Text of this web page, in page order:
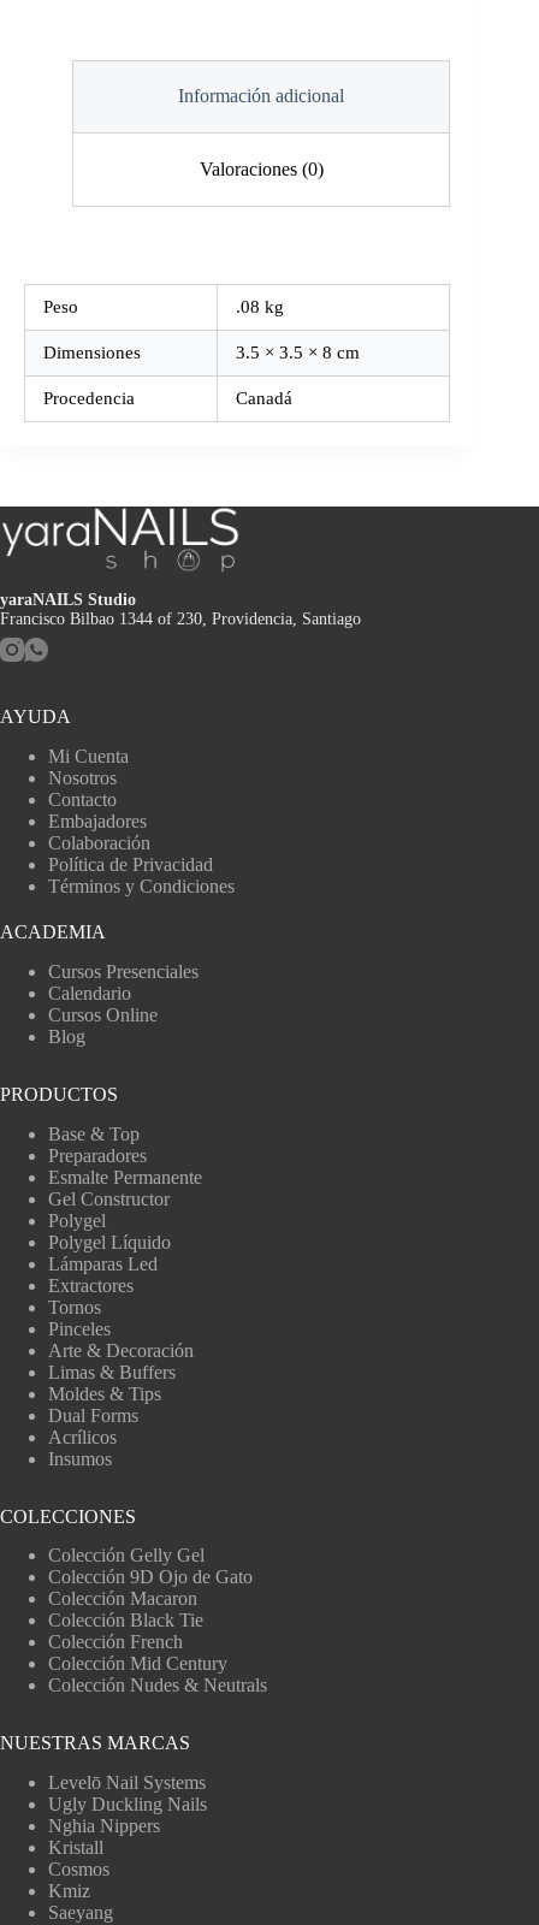
Información adicional
Valoraciones (0)
Peso .08 kg
Dimensiones 3.5 × 3.5 × 8 cm
Procedencia Canadá
yaraNAILS Studio
Francisco Bilbao 1344 of 230, Providencia, Santiago
AYUDA
Mi Cuenta
Nosotros
Contacto
Embajadores
Colaboración
Política de Privacidad
Términos y Condiciones
ACADEMIA
Cursos Presenciales
Calendario
Cursos Online
Blog
PRODUCTOS
Base & Top
Preparadores
Esmalte Permanente
Gel Constructor
Polygel
Polygel Líquido
Lámparas Led
Extractores
Tornos
Pinceles
Arte & Decoración
Limas & Buffers
Moldes & Tips
Dual Forms
Acrílicos
Insumos
COLECCIONES
Colección Gelly Gel
Colección 9D Ojo de Gato
Colección Macaron
Colección Black Tie
Colección French
Colección Mid Century
Colección Nudes & Neutrals
NUESTRAS MARCAS
Levelō Nail Systems
Ugly Duckling Nails
Nghia Nippers
Kristall
Cosmos
Kmiz
Saeyang